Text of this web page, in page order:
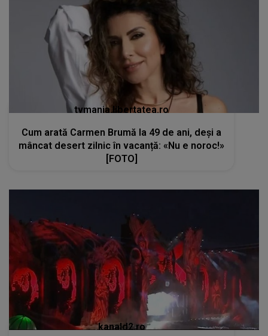
tvmania.libertatea.ro
Cum arată Carmen Brumă la 49 de ani, deși a
mâncat desert zilnic în vacanță: «Nu e noroc!»
[FOTO]
kanald2.ro